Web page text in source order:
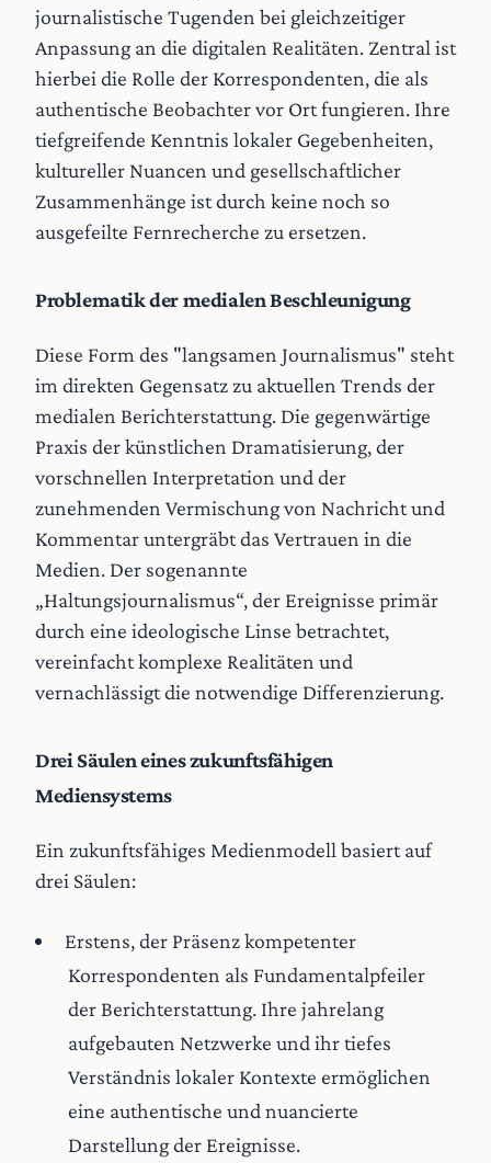
journalistische Tugenden bei gleichzeitiger
Anpassung an die digitalen Realitäten. Zentral ist
hierbei die Rolle der Korrespondenten, die als
authentische Beobachter vor Ort fungieren. Ihre
tiefgreifende Kenntnis lokaler Gegebenheiten,
kultureller Nuancen und gesellschaftlicher
Zusammenhänge ist durch keine noch so
ausgefeilte Fernrecherche zu ersetzen.
Problematik der medialen Beschleunigung
Diese Form des "langsamen Journalismus" steht
im direkten Gegensatz zu aktuellen Trends der
medialen Berichterstattung. Die gegenwärtige
Praxis der künstlichen Dramatisierung, der
vorschnellen Interpretation und der
zunehmenden Vermischung von Nachricht und
Kommentar untergräbt das Vertrauen in die
Medien. Der sogenannte
„Haltungsjournalismus“, der Ereignisse primär
durch eine ideologische Linse betrachtet,
vereinfacht komplexe Realitäten und
vernachlässigt die notwendige Differenzierung.
Drei Säulen eines zukunftsfähigen
Mediensystems
Ein zukunftsfähiges Medienmodell basiert auf
drei Säulen:
Erstens, der Präsenz kompetenter
Korrespondenten als Fundamentalpfeiler
der Berichterstattung. Ihre jahrelang
aufgebauten Netzwerke und ihr tiefes
Verständnis lokaler Kontexte ermöglichen
eine authentische und nuancierte
Darstellung der Ereignisse.